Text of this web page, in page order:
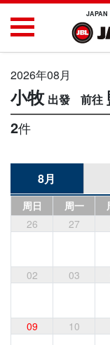
JAPAN
2026年08月
小牧
2件
8月
周日 周一
26
27
02 03
09 10